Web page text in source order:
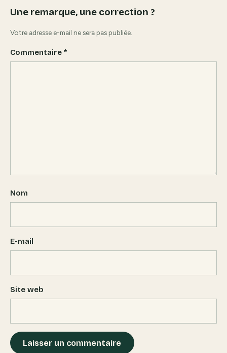
Une remarque, une correction ?
Votre adresse e-mail ne sera pas publiée.
Commentaire *
Nom
E-mail
Site web